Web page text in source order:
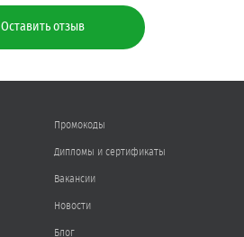
Оставить отзыв
Промокоды
Дипломы и сертификаты
Вакансии
Новости
Блог